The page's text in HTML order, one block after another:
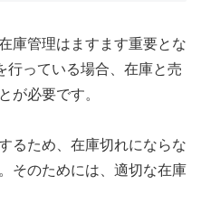
庫管理はますます重要とな
行っている場合、在庫と売
が必要です。
るため、在庫切れにならな
そのためには、適切な在庫